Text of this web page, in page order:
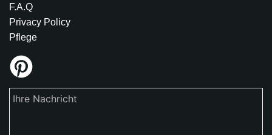
F.A.Q
Privacy Policy
Pflege